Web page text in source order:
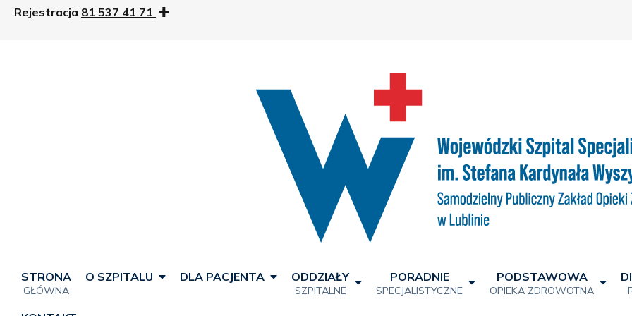
Rejestracja 81 537 41 71
STRONA
GŁÓWNA
O SZPITALU DLA PACJENTA ODDZIAŁY
SZPITALNE
PORADNIE
SPECJALISTYCZNE
PODSTAWOWA
OPIEKA ZDROWOTNA